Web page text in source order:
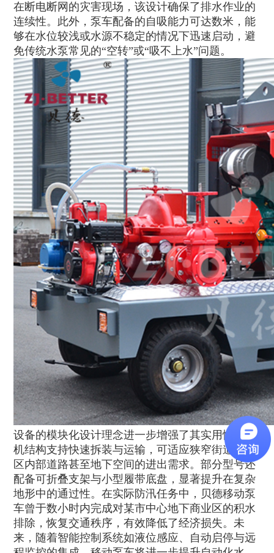
在断电断网的灾害现场，该设计确保了排水作业的
连续性。此外，泵车配备的自吸能力可达数米，能
够在水位较浅或水源不稳定的情况下迅速启动，避
免传统水泵常见的“空转”或“吸不上水”问题。
设备的模块化设计理念进一步增强了其实用性。整
机结构支持快速拆装与运输，可适应狭窄街道、小
区内部道路甚至地下空间的进出需求。部分型号还
配备可折叠支架与小型履带底盘，显著提升在复杂
地形中的通过性。在实际防汛任务中，贝德移动泵
车曾于数小时内完成对某市中心地下商业区的积水
排除，恢复交通秩序，有效降低了经济损失。未
来，随着智能控制系统如液位感应、自动启停与远